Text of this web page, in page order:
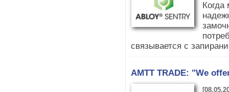
Когда
связывается с
AMTT TRADE: "We